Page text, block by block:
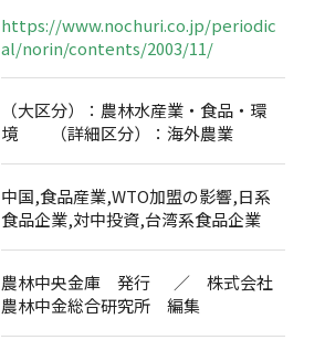
https://www.nochuri.co.jp/periodic
al/norin/contents/2003/11/
（大区分）：農林水産業・食品・環
境 （詳細区分）：海外農業
中国,食品産業,WTO加盟の影響,日系
食品企業,対中投資,台湾系食品企業
農林中央金庫 発行 ／ 株式会社
農林中金総合研究所 編集